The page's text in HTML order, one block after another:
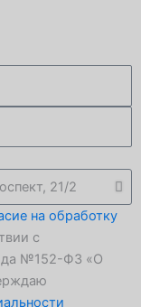
на обработку
с
№152-ФЗ «О